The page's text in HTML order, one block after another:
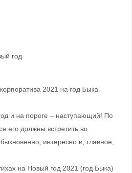
год
2021 на год Быка
и на пороге – наступающий! По
его должны встретить во
интересно и, главное,
на Новый год 2021 (год Быка)